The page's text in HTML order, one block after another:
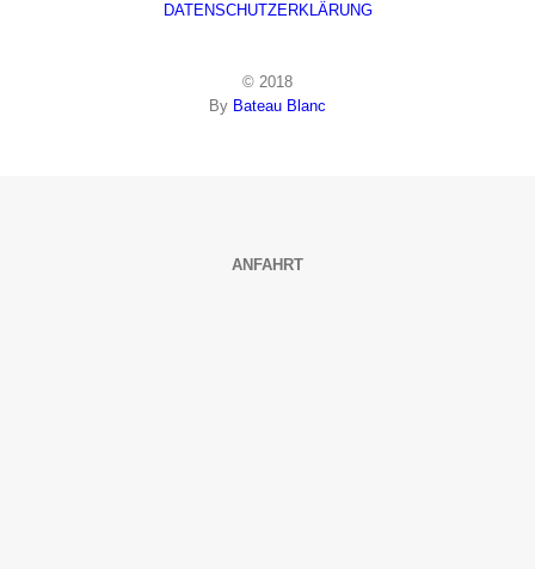
DATENSCHUTZERKLÄRUNG
© 2018
By Bateau Blanc
ANFAHRT